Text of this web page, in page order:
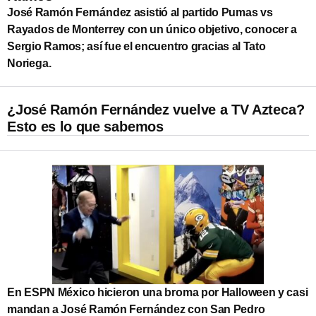
José Ramón Fernández asistió al partido Pumas vs
Rayados de Monterrey con un único objetivo, conocer a
Sergio Ramos; así fue el encuentro gracias al Tato
Noriega.
¿José Ramón Fernández vuelve a TV Azteca?
Esto es lo que sabemos
En ESPN México hicieron una broma por Halloween y casi
mandan a José Ramón Fernández con San Pedro